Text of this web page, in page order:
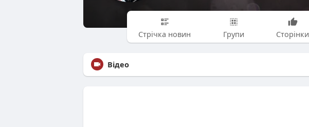
Стрічка новин Групи Сторінки
Відео